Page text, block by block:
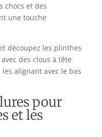
chocs et des
une touche
découpez les plinthes
des clous à tête
alignant avec le bas
pour
et les